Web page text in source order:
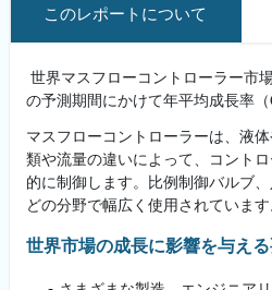
このレポートについて
世界マスフローコントローラー市
の予測期間にかけて年平均成長率
マスフローコントローラーは、液
類や流量の違いによって、コント
的に制御します。比例制御バルブ
どの分野で幅広く使用されています
世界市場の成長に影響を与え